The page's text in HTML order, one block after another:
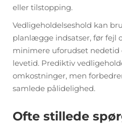
eller tilstopping.
Vedligeholdelseshold kan
planlægge indsatser, før fejl
minimere uforudset
levetid. Prediktiv
omkostninger, men
samlede pålidelighed.
Ofte stillede